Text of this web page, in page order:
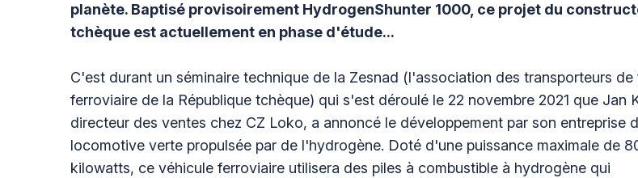
planète. Baptisé provisoirement HydrogenShunter 1000, ce projet du
tchèque est actuellement en phase d'étude...
C'est durant un séminaire technique de la Zesnad (l'association des transporteurs de
ferroviaire de la République tchèque) qui s'est déroulé le 22 novembre 2021 que Jan
directeur des ventes chez CZ Loko, a annoncé le développement par son entreprise
locomotive verte propulsée par de l'hydrogène. Doté d'une puissance maximale de
kilowatts, ce véhicule ferroviaire utilisera des piles à combustible à hydrogène qui